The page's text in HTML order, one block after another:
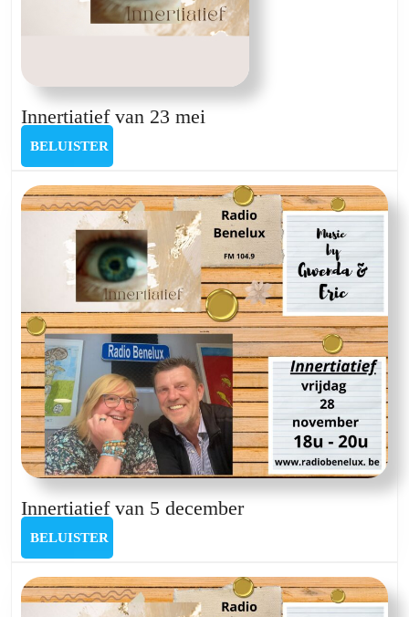
Innertiatief van 23 mei
mei
BELUISTER
Innertiatief van 5 decemberInnertiatief
december
BELUISTER